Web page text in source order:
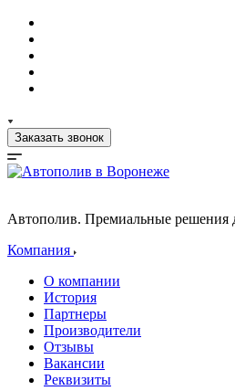
Заказать звонок
Автополив. Премиальные решения
Компания
О компании
История
Партнеры
Производители
Отзывы
Вакансии
Реквизиты